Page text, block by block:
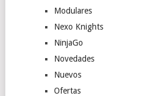
Modulares
Nexo Knights
NinjaGo
Novedades
Nuevos
Ofertas